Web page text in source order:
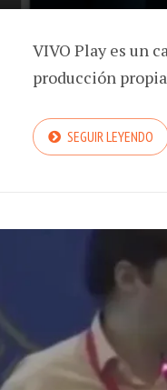
VIVO Play es un
producción
SEGUIR LEYENDO